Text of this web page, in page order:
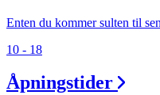
Enten du kommer sulten til
10 - 18
Åpningstider